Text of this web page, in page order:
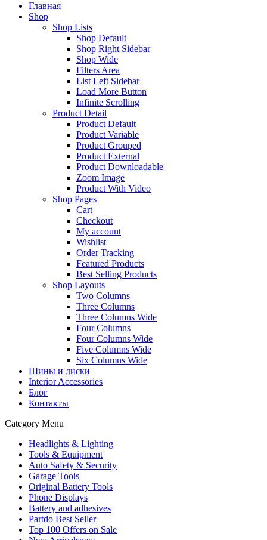
Главная
Shop
Shop Lists
Shop Default
Shop Right Sidebar
Shop Wide
Filters Area
List Left Sidebar
Load More Button
Infinite Scrolling
Product Detail
Product Default
Product Variable
Product Grouped
Product External
Product Downloadable
Zoom Image
Product With Video
Shop Pages
Cart
Checkout
My account
Wishlist
Order Tracking
Featured Products
Best Selling Products
Shop Layouts
Two Columns
Three Columns
Three Columns Wide
Four Columns
Four Columns Wide
Five Columns Wide
Six Columns Wide
Шины и диски
Interior Accessories
Блог
Контакты
Category Menu
Headlights & Lighting
Tools & Equipment
Auto Safety & Security
Garage Tools
Original Battery Tools
Phone Displays
Battery and adhesives
Partdo Best Seller
Top 100 Offers on Sale